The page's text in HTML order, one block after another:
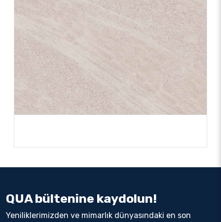
QUA bültenine kaydolun!
Yeniliklerimizden ve mimarlık dünyasındaki en son